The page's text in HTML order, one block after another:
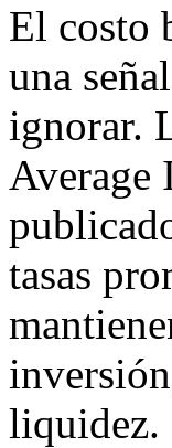
El costo
una
ignorar.
Average
tasas
liquidez.